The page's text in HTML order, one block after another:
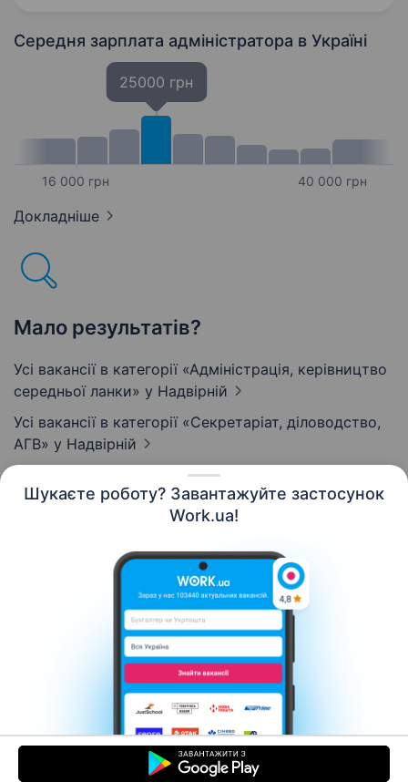
Шукаєте роботу? Завантажуйте застосунок
Work.ua!
Середня зарплата адміністратора в Україні
16 000 грн
25000 грн
40 000 грн
Докладніше
Мало результатів?
Усі вакансії в категорії «Адмiнiстрацiя, керівництво
середньої ланки» у Надвірній
Усі вакансії в категорії «Секретаріат, діловодство,
АГВ» у Надвірній
Контакти Про нас
Кар’єра
Допомога Умови використання